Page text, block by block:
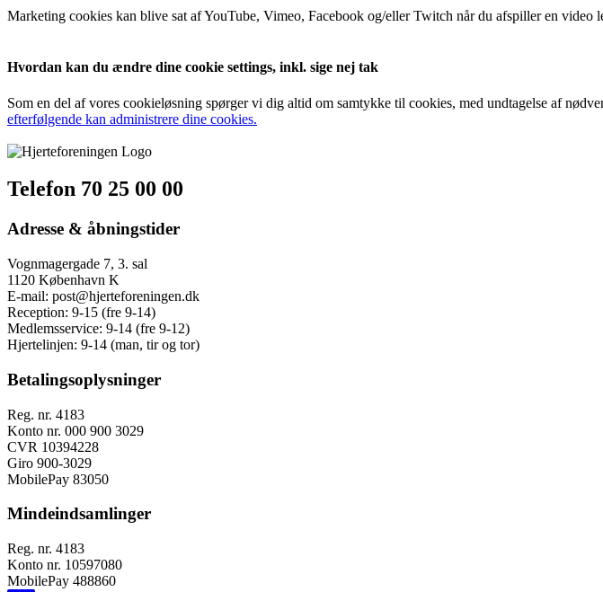
Marketing cookies kan blive sat af YouTube, Vimeo, Facebook og/eller Twitch når du afspiller en video
Hvordan kan du ændre dine cookie settings, inkl. sige nej tak
Som en del af vores cookieløsning spørger vi dig altid om samtykke til cookies, med undtagelse af
efterfølgende kan administrere dine cookies.
Telefon 70 25 00 00
Adresse & åbningstider
Vognmagergade 7, 3. sal
1120 København K
E-mail: post@hjerteforeningen.dk
Reception: 9-15 (fre 9-14)
Medlemsservice: 9-14 (fre 9-12)
Hjertelinjen: 9-14 (man, tir og tor)
Betalingsoplysninger
Reg. nr. 4183
Konto nr. 000 900 3029
CVR 10394228
Giro 900-3029
MobilePay 83050
Mindeindsamlinger
Reg. nr. 4183
Konto nr. 10597080
MobilePay 488860